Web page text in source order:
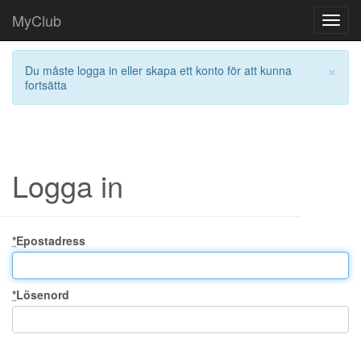
MyClub
×
Du måste logga in eller skapa ett konto för att kunna
fortsätta
Logga in
*Epostadress
*Lösenord